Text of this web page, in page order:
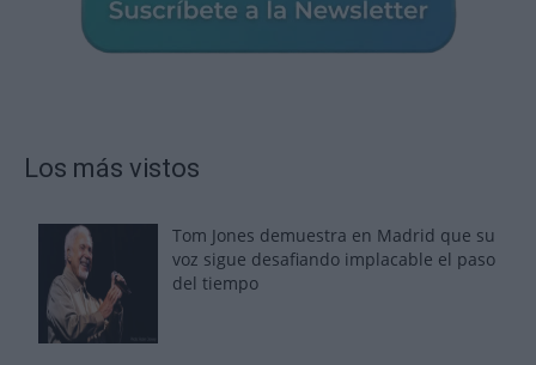
Los más vistos
Tom Jones demuestra en Madrid que su
voz sigue desafiando implacable el paso
del tiempo